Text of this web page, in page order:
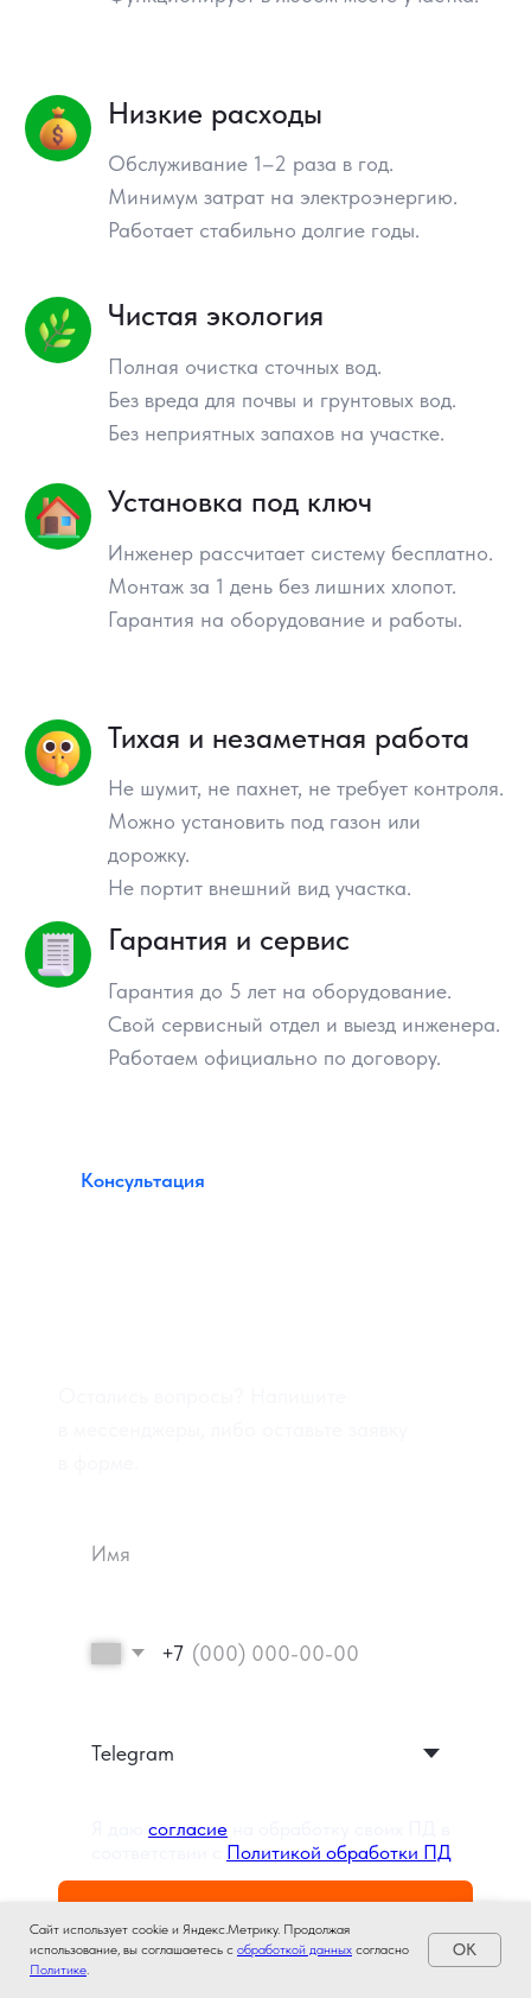
Сайт использует cookie и Яндекс.Метрику. Продолжая
использование, вы соглашаетесь с обработкой данных согласно
Политике.
OK